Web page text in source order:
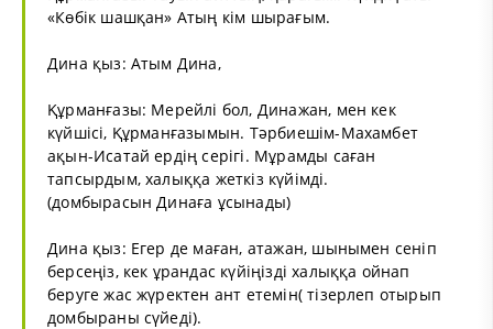
«Көбік шашқан» Атың кім шырағым.
Дина қыз: Атым Дина,
Құрманғазы: Мерейлі бол, Динажан, мен кек
күйшісі, Құрманғазымын. Тәрбиешім-Махамбет
ақын-Исатай ердің серігі. Мұрамды саған
тапсырдым, халыққа жеткіз күйімді.
(домбырасын Динаға ұсынады)
Дина қыз: Егер де маған, атажан, шынымен сеніп
берсеңіз, кек ұрандас күйіңізді халыққа ойнап
беруге жас жүректен ант етемін( тізерлеп отырып
домбыраны сүйеді).